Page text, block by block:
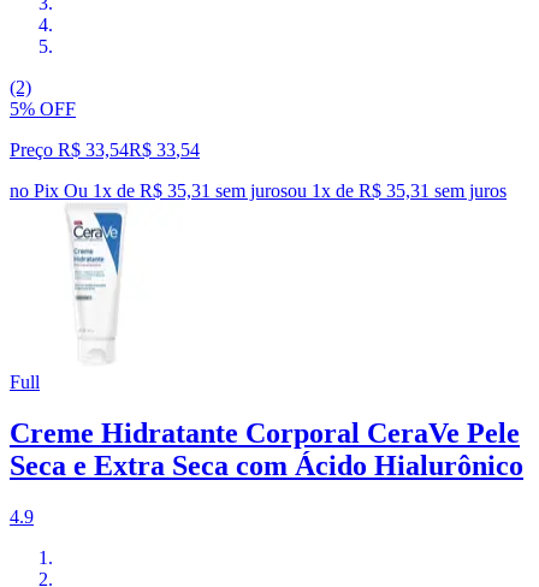
(2)
5% OFF
Preço R$ 33,54R$ 33,54
no Pix Ou 1x de R$ 35,31 sem jurosou 1x de R$ 35,31 sem juros
Full
Creme Hidratante Corporal CeraVe Pele
Seca e Extra Seca com Ácido Hialurônico
4.9